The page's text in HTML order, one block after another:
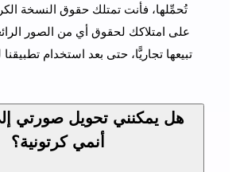
تُحمِّلها، فأنت تمتلك حقوق النسخة
على امتلاكك لحقوق أي من الصور
تبيعها تجاريًّا، حتى بعد استخدام
هل يمكنني تحويل صورتي
أنمي كرتونية؟